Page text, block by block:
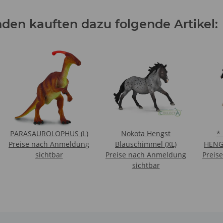
kauften dazu folgende Artikel:
PARASAUROLOPHUS (L)
Preise nach Anmeldung
sichtbar
Nokota Hengst
Blauschimmel (XL)
Preise nach Anmeldung
sichtbar
*
1:12